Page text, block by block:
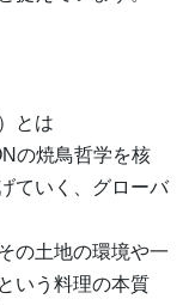
とは
の焼鳥哲学を核
ていく、グローバ
の土地の環境や一
いう料理の本質